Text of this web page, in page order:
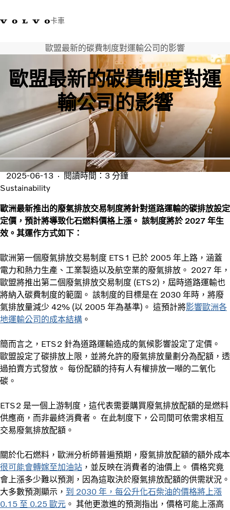
卡車
Volvo Trucks商店登入查找經銷商台灣
運輸解決方案
運輸需求
服務
新聞與媒體
關於我們
查找經銷商
聯絡我們
歐盟最新的碳費制度對運輸公司的影響
歐盟最新的碳費制度對運
輸公司的影響
2025-06-13
閱讀時間：3 分鐘
Sustainability
歐洲最新推出的廢氣排放交易制度將針對道路運輸的碳排放設定
定價，預計將導致化石燃料價格上漲。 該制度將於 2027 年生
效。其運作方式如下：
歐洲第一個廢氣排放交易制度 ETS1 已於 2005 年上路，涵蓋
電力和熱力生產、工業製造以及航空業的廢氣排放。 2027 年，
歐盟將推出第二個廢氣排放交易制度 (ETS2)，屆時道路運輸也
將納入碳費制度的範圍。 該制度的目標是在 2030 年時，將廢
氣排放量減少 42% (以 2005 年為基準)。 這預計將影響歐洲各
地運輸公司的成本結構 。
簡而言之，ETS2 針為道路運輸造成的氣候影響設定了定價。
歐盟設定了碳排放上限，並將允許的廢氣排放量劃分為配額，透
過拍賣方式發放。 每份配額的持有人有權排放一噸的二氧化
碳。
ETS2 是一個上游制度，這代表需要購買廢氣排放配額的是燃料
供應商，而非最終消費者。 在此制度下，公司間可依需求相互
交易廢氣排放配額。
關於化石燃料，歐洲分析師普遍預期，廢氣排放配額的額外成本
很可能會轉嫁至加油站 ，並反映在消費者的油價上。 價格究竟
會上漲多少難以預測，因為這取決於廢氣排放配額的供需狀況。
大多數預測顯示， 到 2030 年，每公升化石柴油的價格將上漲
0.15 至 0.25 歐元 。 其他更激進的預測指出，價格可能上漲高